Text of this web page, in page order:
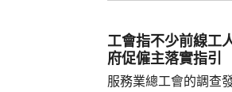
工會指不少前線
府促僱主落實指引
服務業總工會的調查